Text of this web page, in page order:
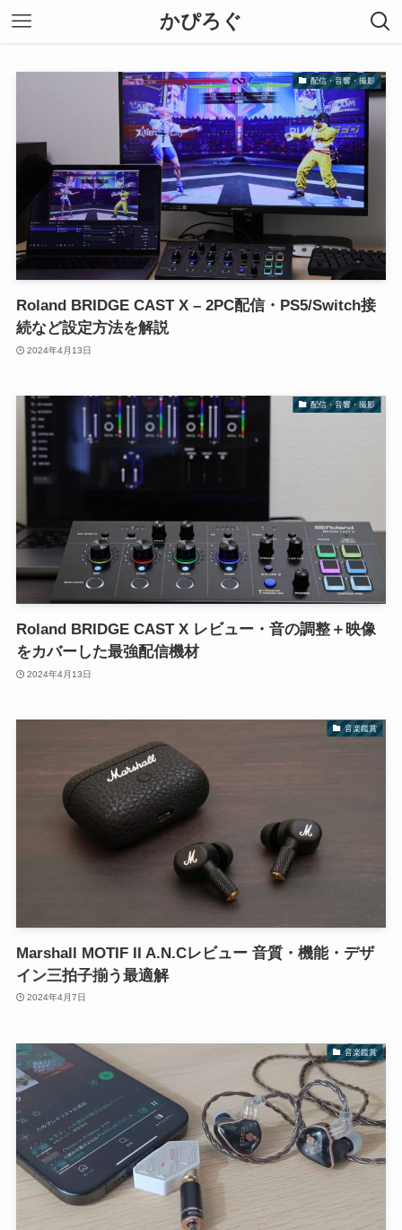
かぴろぐ
配信・音響・撮影
Roland BRIDGE CAST X – 2PC配信・PS5/Switch接
続など設定方法を解説
2024年4月13日
配信・音響・撮影
Roland BRIDGE CAST X レビュー・音の調整＋映像
をカバーした最強配信機材
2024年4月13日
音楽鑑賞
Marshall MOTIF II A.N.Cレビュー 音質・機能・デザ
イン三拍子揃う最適解
2024年4月7日
音楽鑑賞